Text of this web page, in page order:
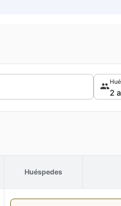
Huéspedes